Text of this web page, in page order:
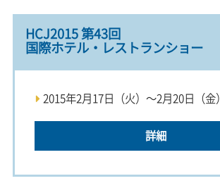
HCJ2015 第43回
国際ホテル・レストランショー
2015年2月17日（火）～2月20日（金）
詳細